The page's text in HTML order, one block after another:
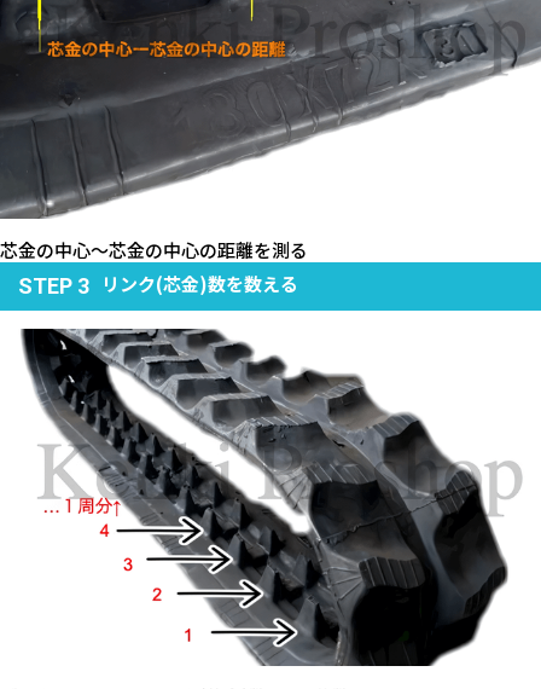
芯金の中心～芯金の中心の距離を測る
STEP 3
リンク(芯金)数を数える